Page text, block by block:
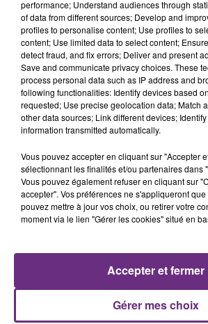
JECK & CARLA
La Recette
performance; Understand audiences through
of data from different sources; Develop and
profiles to personalise content; Use profiles to
content; Use limited data to select content;
detect fraud, and fix errors; Deliver and present
Save and communicate privacy choices. These
process personal data such as IP address and
following functionalities: Identify devices based
requested; Use precise geolocation data; Match
other data sources; Link different devices;
information transmitted automatically.
Vous pouvez accepter en cliquant sur "Accepter
sélectionnant les finalités et/ou partenaires dans
Vous pouvez également refuser en cliquant sur
accepter". Vos préférences ne s'appliqueront
pouvez mettre à jour vos choix, ou retirer votre
moment via le lien "Gérer les cookies" situé en
Gérer mes choix
Accepter et fermer